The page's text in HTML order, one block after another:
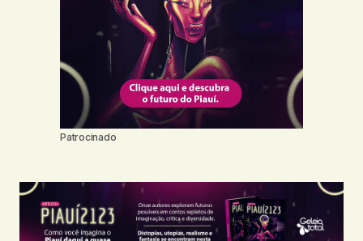
Patrocinado